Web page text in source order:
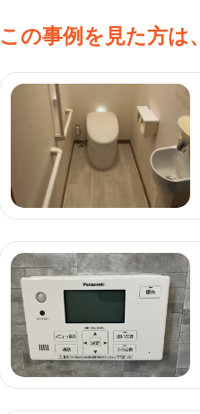
この事例を見た方は